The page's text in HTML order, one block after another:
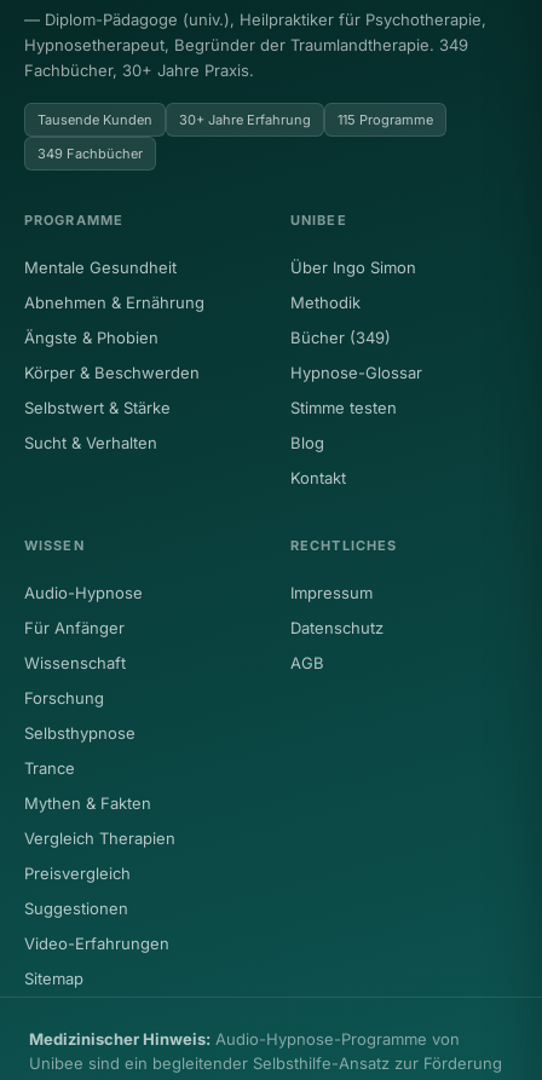
— Diplom-Pädagoge (univ.), Heilpraktiker für Psychotherapie,
Hypnosetherapeut, Begründer der Traumlandtherapie. 349
Fachbücher, 30+ Jahre Praxis.
Tausende Kunden 30+ Jahre Erfahrung
115 Programme
349 Fachbücher
PROGRAMME
Mentale Gesundheit
Abnehmen & Ernährung
Ängste & Phobien
Körper & Beschwerden
Selbstwert & Stärke
Sucht & Verhalten
UNIBEE
Über Ingo Simon
Methodik
Bücher (349)
Hypnose-Glossar
Stimme testen
Blog
Kontakt
WISSEN
Audio-Hypnose
Für Anfänger
Wissenschaft
Forschung
Selbsthypnose
Trance
Mythen & Fakten
Vergleich Therapien
Preisvergleich
Suggestionen
Video-Erfahrungen
Sitemap
RECHTLICHES
Impressum
Datenschutz
AGB
Medizinischer Hinweis: Audio-Hypnose-Programme von
Unibee sind ein begleitender Selbsthilfe-Ansatz zur Förderung